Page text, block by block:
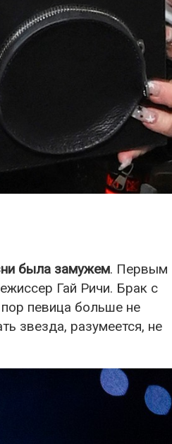
была замужем. Первым
Гай Ричи. Брак с
певица больше не
звезда, разумеется, не